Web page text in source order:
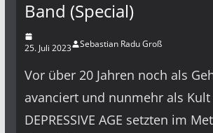
Band (Special)
25. Juli 2023 Sebastian Radu Groß
Vor über 20 Jahren noch als
avanciert und nunmehr als Kult
DEPRESSIVE AGE setzten im